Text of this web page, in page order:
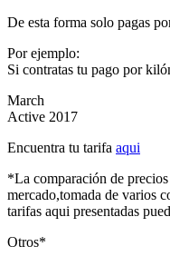
De esta forma solo pagas
Por ejemplo:
Si contratas tu pago por
March
Active 2017
Encuentra tu tarifa aqui
*La comparación de
mercado,tomada de varios
tarifas aqui presentadas
Otros*